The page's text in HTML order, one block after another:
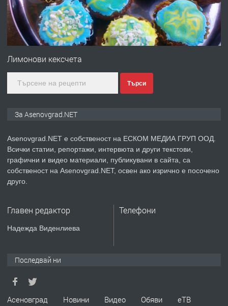
преди 1 година
ПРЕДЛАГА
Професионална зеленчукорезачка
преди 2 години
ПРЕДЛАГА
Давам индивидуалани уроци по
ремонт на покриви
Лимонови кексчета
Търси
За Asenovgrad.NET
Asenovgrad.NET е собственост на ЕСКОМ МЕДИА ГРУП ООД.
Всички статии, репортажи, интервюта и други текстови,
графични и видео материали, публикувани в сайта, са
собственост на Asenovgrad.NET, освен ако изрично е посочено
друго.
Главен редактор
Надежда Виденлиева
Телефони
Последвай ни
Асеновград Новини Видео Обяви
еТВ